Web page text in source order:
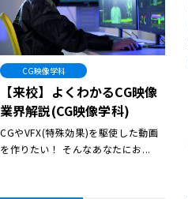
CG映像学科
【来校】よくわかるCG映像
業界解説(CG映像学科)
CGやVFX(特殊効果)を駆使した動画
を作りたい！ そんなあなたにお...